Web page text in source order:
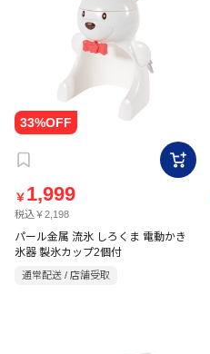
￥ 1,999
税込￥2,198
パール金属 流氷 しろくま 電動かき
氷器 製氷カップ2個付
通常配送 / 店舗受取